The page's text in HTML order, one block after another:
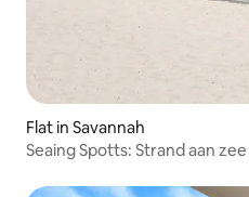
Flat in Savannah
Seaing Spotts: Strand aan